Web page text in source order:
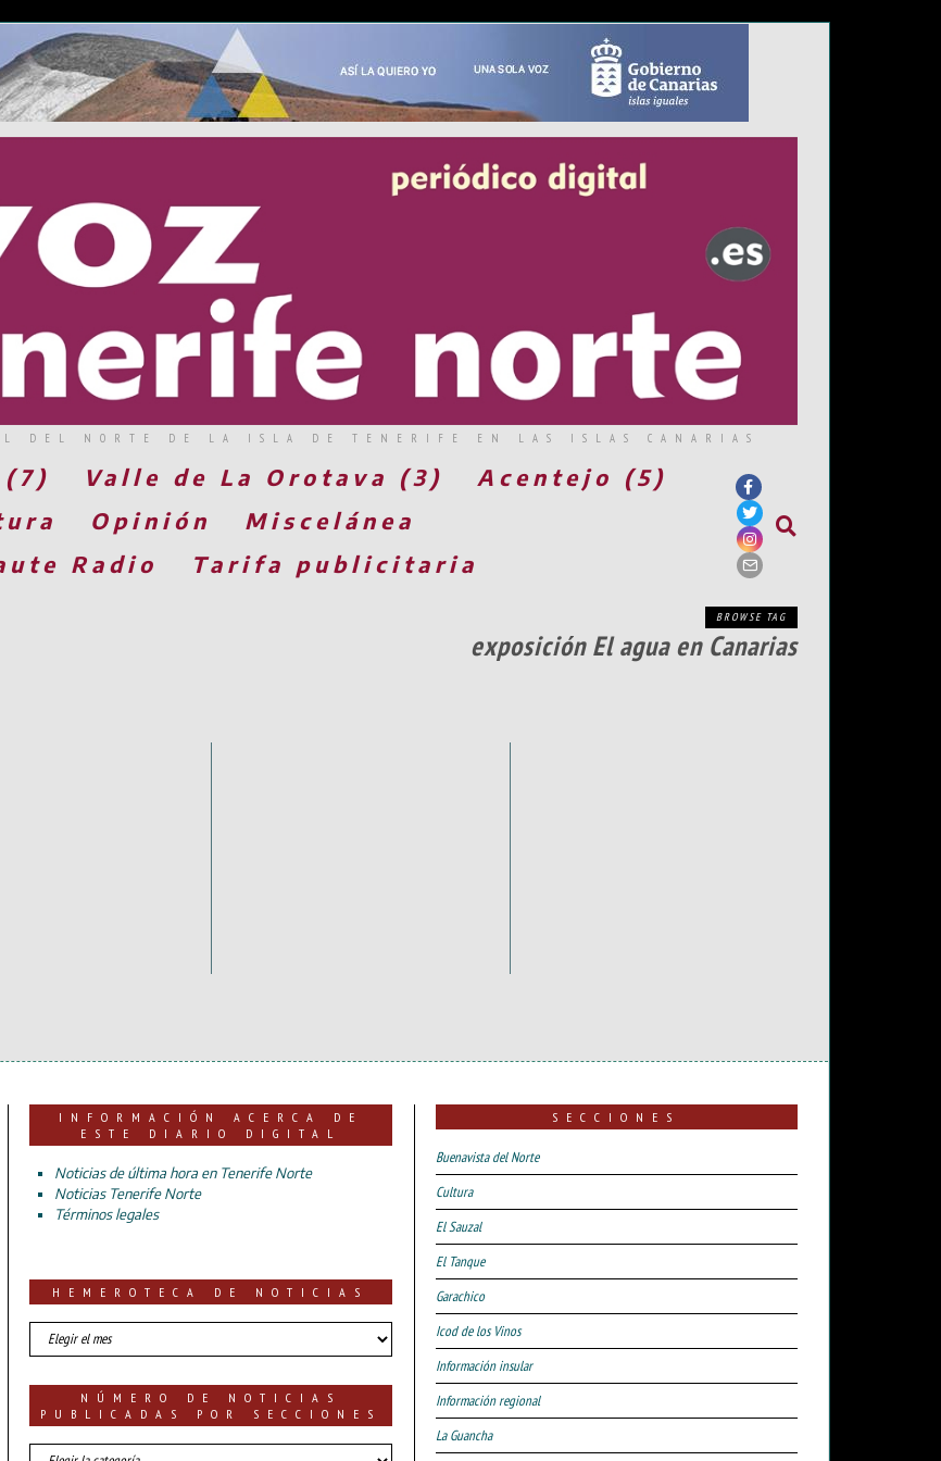
DEL NORTE DE LA ISLA DE TENERIFE EN LAS ISLAS CANARIAS
(7) Valle de La Orotava (3)
Acentejo (5)
Opinión
Miscelánea
Radio
Tarifa publicitaria
BROWSE TAG
exposición El agua en Canarias
INFORMACIÓN ACERCA DE
ESTE DIARIO DIGITAL
Noticias de última hora en Tenerife Norte
Noticias Tenerife Norte
Términos legales
HEMEROTECA DE NOTICIAS
HEMEROTECA
DE
NÚMERO DE NOTICIAS
PUBLICADAS POR SECCIONES
número
SECCIONES
Buenavista del Norte
Cultura
El Sauzal
El Tanque
Garachico
Icod de los Vinos
Información insular
Información regional
La Guancha